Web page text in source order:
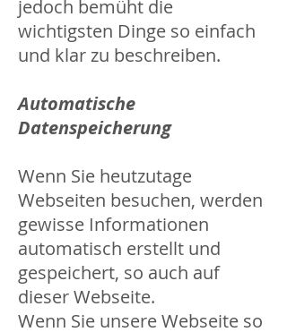
jedoch bemüht die
wichtigsten Dinge so einfach
und klar zu beschreiben.
Automatische
Datenspeicherung
Wenn Sie heutzutage
Webseiten besuchen, werden
gewisse Informationen
automatisch erstellt und
gespeichert, so auch auf
dieser Webseite.
Wenn Sie unsere Webseite so